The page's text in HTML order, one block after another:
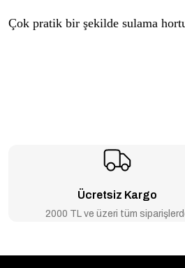
Çok pratik bir şekilde sulama
Ücretsiz Kargo
2000 TL ve üzeri tüm